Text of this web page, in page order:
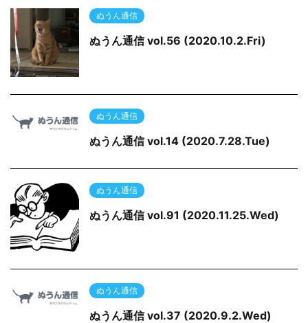
ぬうん通信
ぬうん通信 vol.56 (2020.10.2.Fri)
ぬうん通信
ぬうん通信 vol.14 (2020.7.28.Tue)
ぬうん通信
ぬうん通信 vol.91 (2020.11.25.Wed)
ぬうん通信
ぬうん通信 vol.37 (2020.9.2.Wed)